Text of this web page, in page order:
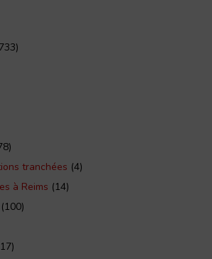
tranchées (4)
à Reims (14)
(100)